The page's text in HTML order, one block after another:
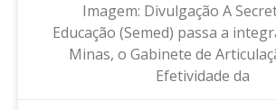
Imagem: Divulgação A
Educação (Semed) passa a
Minas, o Gabinete de
Efetividade da